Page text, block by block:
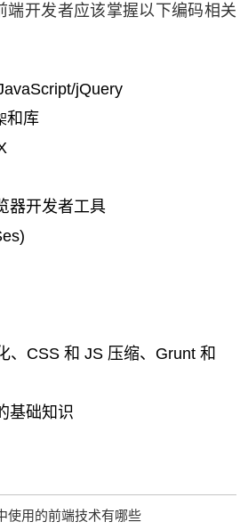
端开发者应该掌握以下编码相关
jQuery
和库
器开发者工具
、CSS 和 JS 压缩、Grunt 和
基础知识
使用的前端技术有哪些